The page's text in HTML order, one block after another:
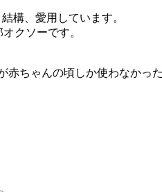
構、愛用しています。
クソーです。
赤ちゃんの頃しか使わなかっ